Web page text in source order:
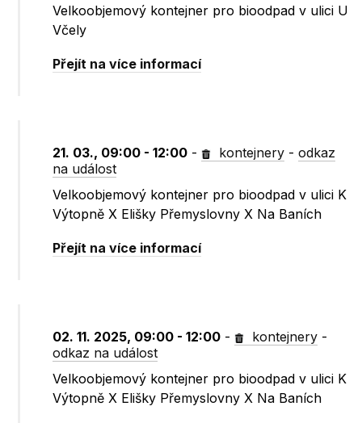
Velkoobjemový kontejner pro bioodpad v ulici U
Včely
Přejít na více informací
21. 03., 09:00 - 12:00 - kontejnery -odkaz
na událost
Velkoobjemový kontejner pro bioodpad v ulici K
Výtopně X Elišky Přemyslovny X Na Baních
Přejít na více informací
02. 11. 2025, 09:00 - 12:00 - kontejnery -
odkaz na událost
Velkoobjemový kontejner pro bioodpad v ulici K
Výtopně X Elišky Přemyslovny X Na Baních